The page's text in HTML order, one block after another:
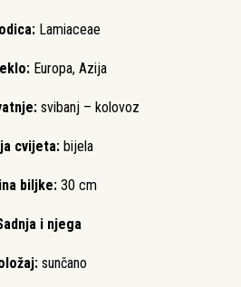
Lamiaceae
Europa, Azija
svibanj – kolovoz
cvijeta:bijela
biljke: 30 cm
i njega
sunčano